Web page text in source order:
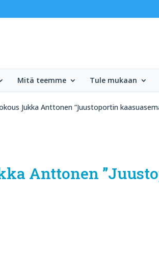
Mitä teemme Tule mukaan
Jukka Anttonen ”Juustoportin
Anttonen